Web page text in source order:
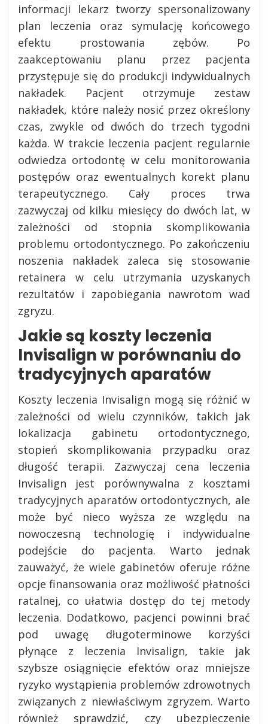
informacji lekarz tworzy spersonalizowany
plan leczenia oraz symulację końcowego
efektu prostowania zębów. Po
zaakceptowaniu planu przez pacjenta
przystępuje się do produkcji indywidualnych
nakładek. Pacjent otrzymuje zestaw
nakładek, które należy nosić przez określony
czas, zwykle od dwóch do trzech tygodni
każda. W trakcie leczenia pacjent regularnie
odwiedza ortodontę w celu monitorowania
postępów oraz ewentualnych korekt planu
terapeutycznego. Cały proces trwa
zazwyczaj od kilku miesięcy do dwóch lat, w
zależności od stopnia skomplikowania
problemu ortodontycznego. Po zakończeniu
noszenia nakładek zaleca się stosowanie
retainera w celu utrzymania uzyskanych
rezultatów i zapobiegania nawrotom wad
zgryzu.
Jakie są koszty leczenia
Invisalign w porównaniu do
tradycyjnych aparatów
Koszty leczenia Invisalign mogą się różnić w
zależności od wielu czynników, takich jak
lokalizacja gabinetu ortodontycznego,
stopień skomplikowania przypadku oraz
długość terapii. Zazwyczaj cena leczenia
Invisalign jest porównywalna z kosztami
tradycyjnych aparatów ortodontycznych, ale
może być nieco wyższa ze względu na
nowoczesną technologię i indywidualne
podejście do pacjenta. Warto jednak
zauważyć, że wiele gabinetów oferuje różne
opcje finansowania oraz możliwość płatności
ratalnej, co ułatwia dostęp do tej metody
leczenia. Dodatkowo, pacjenci powinni brać
pod uwagę długoterminowe korzyści
płynące z leczenia Invisalign, takie jak
szybsze osiągnięcie efektów oraz mniejsze
ryzyko wystąpienia problemów zdrowotnych
związanych z niewłaściwym zgryzem. Warto
również sprawdzić, czy ubezpieczenie